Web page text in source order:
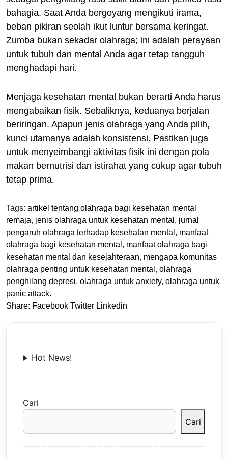
bahagia. Saat Anda bergoyang mengikuti irama,
beban pikiran seolah ikut luntur bersama keringat.
Zumba bukan sekadar olahraga; ini adalah perayaan
untuk tubuh dan mental Anda agar tetap tangguh
menghadapi hari.
Menjaga kesehatan mental bukan berarti Anda harus
mengabaikan fisik. Sebaliknya, keduanya berjalan
beriringan. Apapun jenis olahraga yang Anda pilih,
kunci utamanya adalah konsistensi. Pastikan juga
untuk menyeimbangi aktivitas fisik ini dengan pola
makan bernutrisi dan istirahat yang cukup agar tubuh
tetap prima.
Tags: artikel tentang olahraga bagi kesehatan mental
remaja, jenis olahraga untuk kesehatan mental , jurnal
pengaruh olahraga terhadap kesehatan mental , manfaat
olahraga bagi kesehatan mental , manfaat olahraga bagi
kesehatan mental dan kesejahteraan, mengapa komunitas
olahraga penting untuk kesehatan mental , olahraga
penghilang depresi, olahraga untuk anxiety, olahraga untuk
panic attack.
Share: Facebook Twitter Linkedin
Hot News!
Cari
Cari